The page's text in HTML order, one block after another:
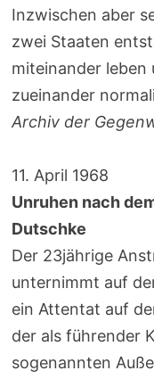
Inzwischen aber
zwei Staaten
miteinander leben
zueinander
Archiv der
11. April 1968
Unruhen nach
Dutschke
Der 23jährige
unternimmt auf
ein Attentat auf
der als führender
sogenannten